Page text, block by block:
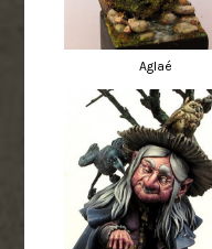
Aglaé